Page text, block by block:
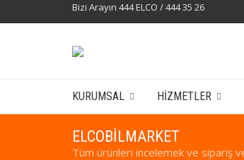
Bizi Arayın 444 ELCO / 444 35 26
KURUMSAL HIZMETLER
ELCOBILMARKET
Tüm ürünleri incelemek ve sipariş